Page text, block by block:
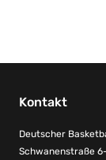
Kontakt
Deutscher
Schwanenstraße